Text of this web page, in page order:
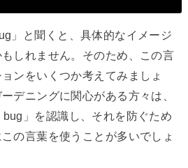
」と聞くと、具体的なイメージ
しれません。そのため、この言
ンをいくつか考えてみましょ
デニングに関心がある方々は、
」を認識し、それを防ぐため
の言葉を使うことが多いでしょ